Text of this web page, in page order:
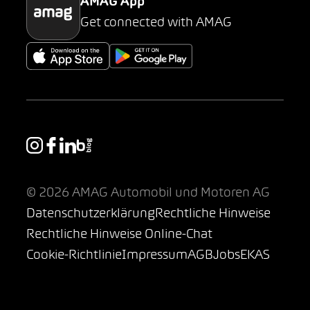
AMAG App
Get connected with AMAG
© 2026 AMAG Automobil und Motoren AG
DatenschutzerklärungRechtliche Hinweise
Rechtliche Hinweise Online-Chat
Cookie-RichtlinieImpressumAGBJobsEKAS